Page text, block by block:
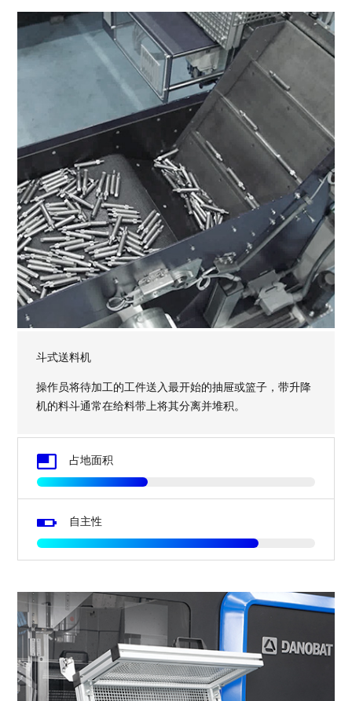
斗式送料机
操作员将待加工的工件送入最开始的抽屉或篮子，带升降
机的料斗通常在给料带上将其分离并堆积。
Image占地面积
Image自主性